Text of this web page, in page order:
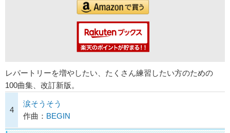
レパートリーを増やしたい、たくさん練習したい方のための
100曲集、改訂新版。
4
涙そうそう
作曲： BEGIN